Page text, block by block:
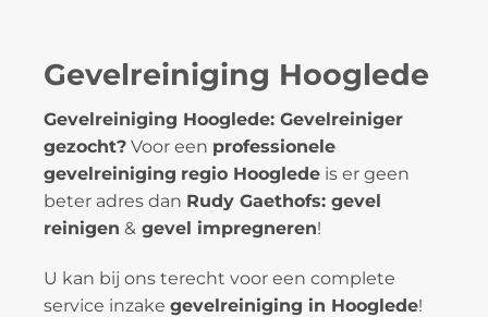
Gevelreiniging Hooglede
Gevelreiniging Hooglede: Gevelreiniger
gezocht? Voor een professionele
gevelreiniging regio Hooglede is er geen
beter adres dan Rudy Gaethofs: gevel
reinigen & gevel impregneren!
U kan bij ons terecht voor een complete
service inzake gevelreiniging in Hooglede!